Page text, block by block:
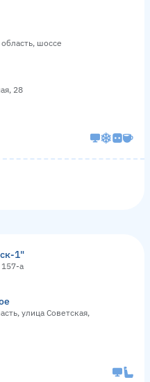
шоссе
28
1"
157-а
улица Советская,